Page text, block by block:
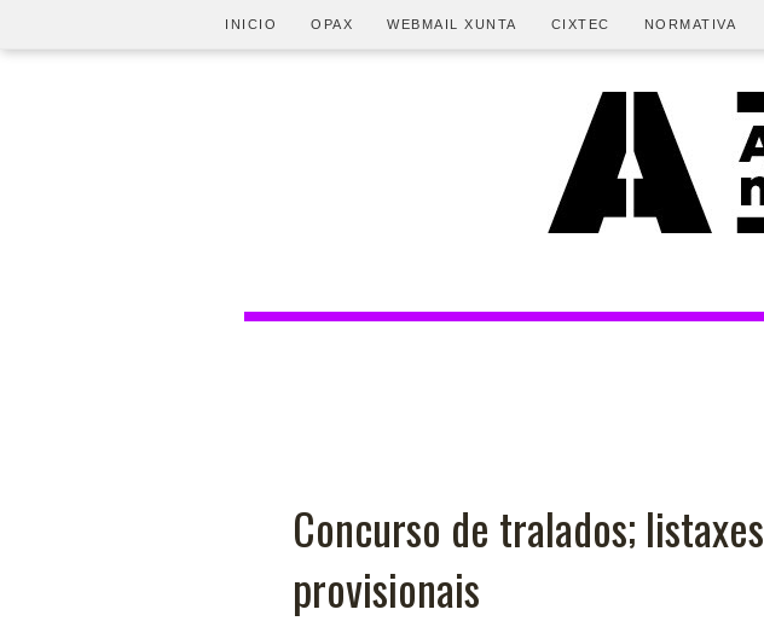
INICIO OPAX WEBMAIL XUNTA CIXTEC NORMATIVA
Concurso de tralados; listaxes
provisionais